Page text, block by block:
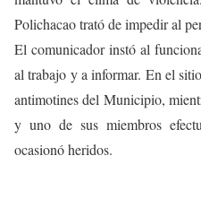
Polichacao trató de impedir al
El comunicador instó al
al trabajo y a informar. En el
antimotines del Municipio,
y uno de sus miembros
ocasionó heridos.